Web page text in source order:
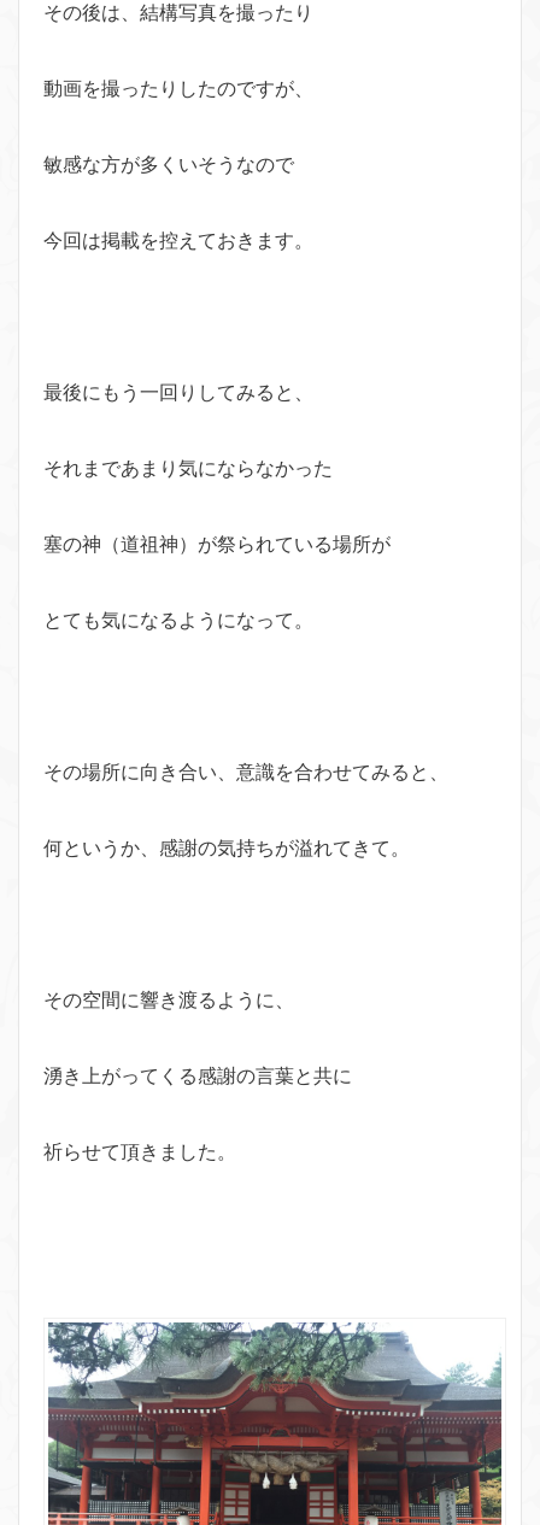
その後は、結構写真を撮ったり
動画を撮ったりしたのですが、
敏感な方が多くいそうなので
今回は掲載を控えておきます。
最後にもう一回りしてみると、
それまであまり気にならなかった
塞の神（道祖神）が祭られている場所が
とても気になるようになって。
その場所に向き合い、意識を合わせてみると、
何というか、感謝の気持ちが溢れてきて。
その空間に響き渡るように、
湧き上がってくる感謝の言葉と共に
祈らせて頂きました。